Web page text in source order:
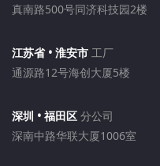
真南路500号同济科技园2楼
江苏省 • 淮安市 工厂
通源路12号海创大厦5楼
深圳 • 福田区 分公司
深南中路华联大厦1006室